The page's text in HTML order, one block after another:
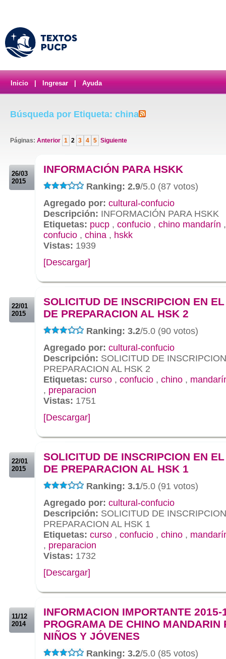
Inicio Ingresar Ayuda
Búsqueda por Etiqueta: china
Páginas: Anterior 1 2 3 4 5 Siguiente
26/03
2015
INFORMACIÓN PARA HSKK
Ranking: 2.9/5.0 (87 votos)
Agregado por: cultural-confucio
Descripción: INFORMACIÓN PARA HSKK
Etiquetas: pucp , confucio , chino mandarín
confucio , china , hskk
Vistas: 1939
[Descargar]
22/01
2015
SOLICITUD DE INSCRIPCION EN
DE PREPARACION AL HSK 2
Ranking: 3.2/5.0 (90 votos)
Agregado por: cultural-confucio
Descripción: SOLICITUD DE
PREPARACION AL HSK 2
Etiquetas: curso , confucio , chino ,
, preparacion
Vistas: 1751
[Descargar]
22/01
2015
SOLICITUD DE INSCRIPCION EN
DE PREPARACION AL HSK 1
Ranking: 3.1/5.0 (91 votos)
Agregado por: cultural-confucio
Descripción: SOLICITUD DE
PREPARACION AL HSK 1
Etiquetas: curso , confucio , chino ,
, preparacion
Vistas: 1732
[Descargar]
11/12
2014
INFORMACION IMPORTANTE 2015-
PROGRAMA DE CHINO MANDARIN
NIÑOS Y JÓVENES
Ranking: 3.2/5.0 (85 votos)